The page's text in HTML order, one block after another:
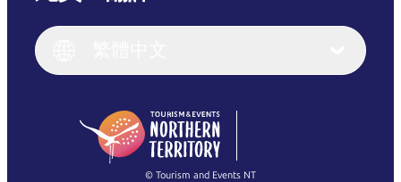
English (US)
English
(Singapore)
Français
繁體中文
© Tourism and Events NT